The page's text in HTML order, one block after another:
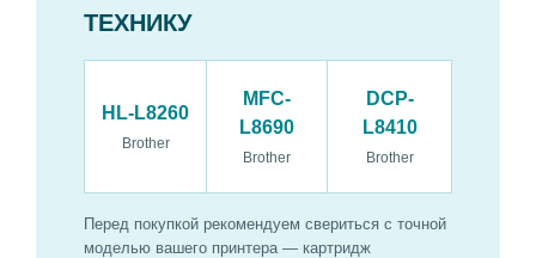
ТЕХНИКУ
HL-L8260
Brother
MFC-
L8690
Brother
DCP-
L8410
Brother
Перед покупкой рекомендуем свериться с точной
моделью вашего принтера — картридж